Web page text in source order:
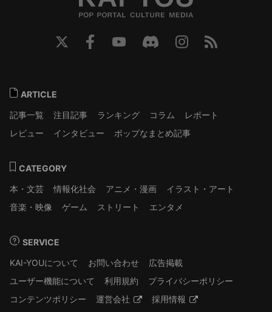
ARTICLE
記事一覧
注目記事 ランキング コラム
レポート
レビュー
インタビュー ポップなまとめ記事
CATEGORY
本・文芸
情報化社会 アニメ・漫画
イラスト・アート
音楽・映像
ゲーム ストリート エンタメ
SERVICE
KAI-YOUについて
お問い合わせ
広告掲載
ユーザー機能について
利用規約
プライバシーポリシー
コンテンツポリシー
運営会社 採用情報